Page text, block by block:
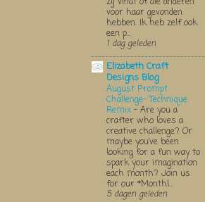
voor haar gevonden
hebben. Ik heb zelf ook
een p...
1 dag geleden
Elizabeth Craft
Designs Blog
August Prompt
Challenge- Technique
Remix - Are you a
crafter who loves a
creative challenge? Or
maybe you’ve been
looking for a fun way to
spark your imagination
each month? Join us
for our *Monthl...
5 dagen geleden